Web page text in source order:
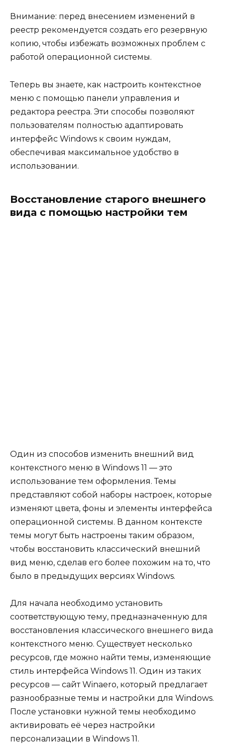
Внимание: перед внесением изменений в
реестр рекомендуется создать его резервную
копию, чтобы избежать возможных проблем с
работой операционной системы.
Теперь вы знаете, как настроить контекстное
меню с помощью панели управления и
редактора реестра. Эти способы позволяют
пользователям полностью адаптировать
интерфейс Windows к своим нуждам,
обеспечивая максимальное удобство в
использовании.
Восстановление старого внешнего
вида с помощью настройки тем
Один из способов изменить внешний вид
контекстного меню в Windows 11 — это
использование тем оформления. Темы
представляют собой наборы настроек, которые
изменяют цвета, фоны и элементы интерфейса
операционной системы. В данном контексте
темы могут быть настроены таким образом,
чтобы восстановить классический внешний
вид меню, сделав его более похожим на то, что
было в предыдущих версиях Windows.
Для начала необходимо установить
соответствующую тему, предназначенную для
восстановления классического внешнего вида
контекстного меню. Существует несколько
ресурсов, где можно найти темы, изменяющие
стиль интерфейса Windows 11. Один из таких
ресурсов — сайт Winaero, который предлагает
разнообразные темы и настройки для Windows.
После установки нужной темы необходимо
активировать её через настройки
персонализации в Windows 11.